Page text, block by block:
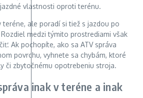
ale poradí si tiež s jazdou po
medzi týmito prostrediami však
Ak pochopíte, ako sa ATV správa
povrchu, vyhnete sa chybám, ktoré
či zbytočnému opotrebeniu stroja.
inak v teréne a inak